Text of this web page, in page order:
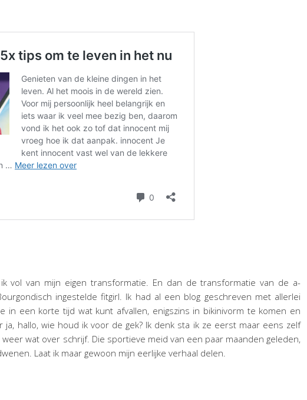
vol van mijn eigen transformatie. En dan de transformatie van de a-
ingestelde fitgirl. Ik had al een blog geschreven met allerlei
in een korte tijd wat kunt afvallen, enigszins in bikinivorm te komen en
ja, hallo, wie houd ik voor de gek? Ik denk sta ik ze eerst maar eens zelf
wat over schrijf. Die sportieve meid van een paar maanden geleden,
Laat ik maar gewoon mijn eerlijke verhaal delen.